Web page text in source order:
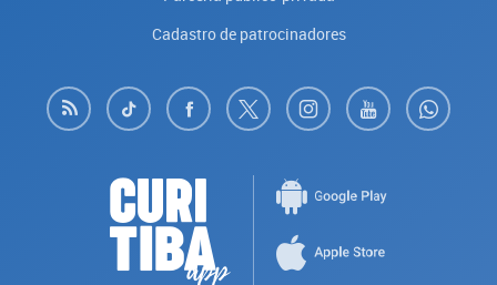
Cadastro de patrocinadores